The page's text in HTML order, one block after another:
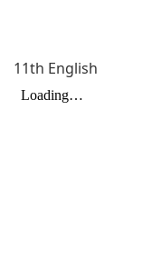
11th English